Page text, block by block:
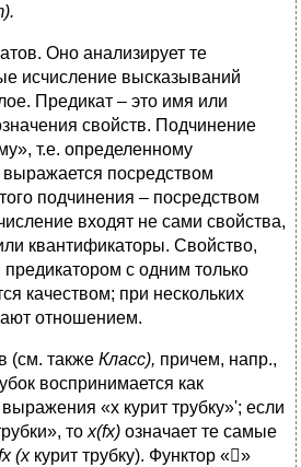
Оно анализирует те
исчисление высказываний
Предикат – это имя или
свойств. Подчинение
т.е. определенному
выражается посредством
подчинения – посредством
входят не сами свойства,
квантификаторы. Свойство,
предикатором с одним только
качеством; при нескольких
отношением.
(см. также Класс), причем, напр.,
воспринимается как
«x курит трубку»'; если
то x(fx) означает те самые
(x курит трубку). Функтор «»